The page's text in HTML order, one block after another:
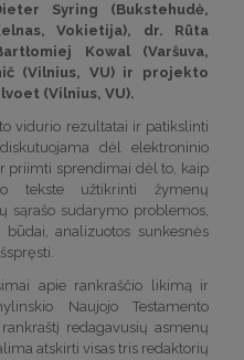
Syring (Bukstehudė,
Vokietija), dr. Rūta
Kowal (Varšuva,
(Vilnius, VU) ir projekto
(Vilnius, VU).
vidurio rezultatai ir patikslinti
dėl elektroninio
priimti sprendimai dėl to, kaip
tekste užtikrinti žymenų
sąrašo sudarymo problemos,
analizuotos sunkesnės
apie rankraščio likimą ir
Naujojo Testamento
redagavusių asmenų
atskirti visas tris redaktorių